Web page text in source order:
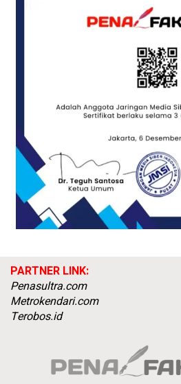
PARTNER LINK:
Penasultra.com
Metrokendari.com
Terobos.id